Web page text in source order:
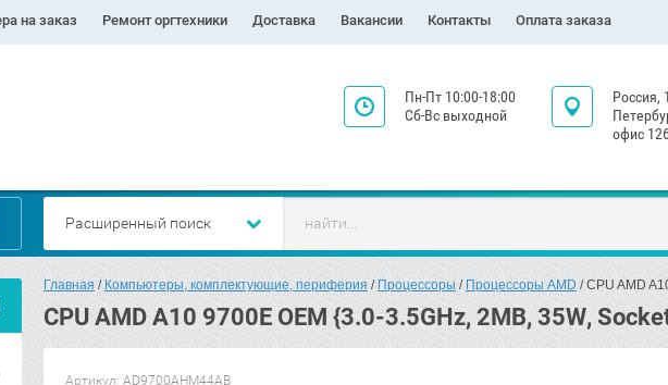
на заказ Ремонт оргтехники Доставка Вакансии Контакты Оплата заказа
Россия,
офис
Пн-Пт 10:00-18:00
Сб-Вс выходной
Расширенный поиск
Главная / Компьютеры, комплектующие, периферия / Процессоры / Процессоры AMD / CPU AMD
CPU AMD A10 9700E OEM {3.0-3.5GHz, 2MB, 35W,
Артикул: AD9700AHM44AB